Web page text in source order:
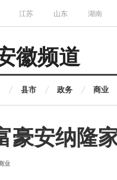
江苏 山东 湖南
徽频道
县市 政务 商业
豪安纳隆
业